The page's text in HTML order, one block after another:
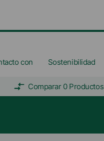
con Sostenibilidad
Comparar 0 Productos